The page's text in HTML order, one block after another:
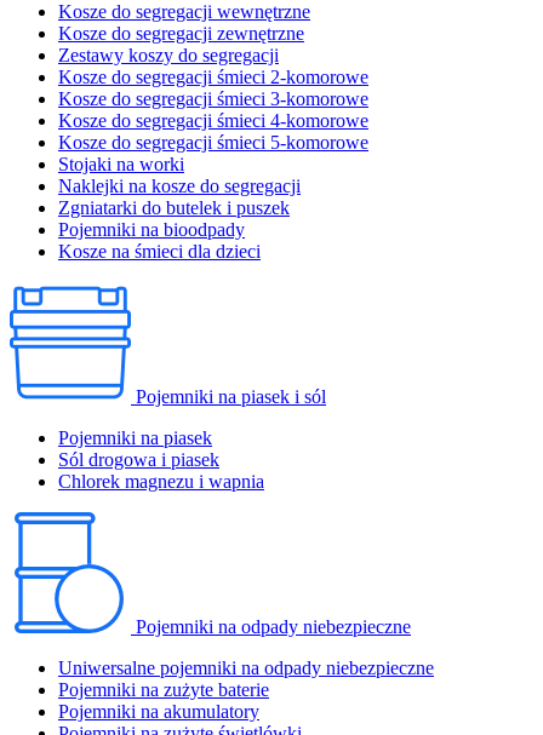
Kosze do segregacji wewnętrzne
Kosze do segregacji zewnętrzne
Zestawy koszy do segregacji
Kosze do segregacji śmieci 2-komorowe
Kosze do segregacji śmieci 3-komorowe
Kosze do segregacji śmieci 4-komorowe
Kosze do segregacji śmieci 5-komorowe
Stojaki na worki
Naklejki na kosze do segregacji
Zgniatarki do butelek i puszek
Pojemniki na bioodpady
Kosze na śmieci dla dzieci
Pojemniki na piasek i sól
Pojemniki na piasek
Sól drogowa i piasek
Chlorek magnezu i wapnia
Pojemniki na odpady niebezpieczne
Uniwersalne pojemniki na odpady niebezpieczne
Pojemniki na zużyte baterie
Pojemniki na akumulatory